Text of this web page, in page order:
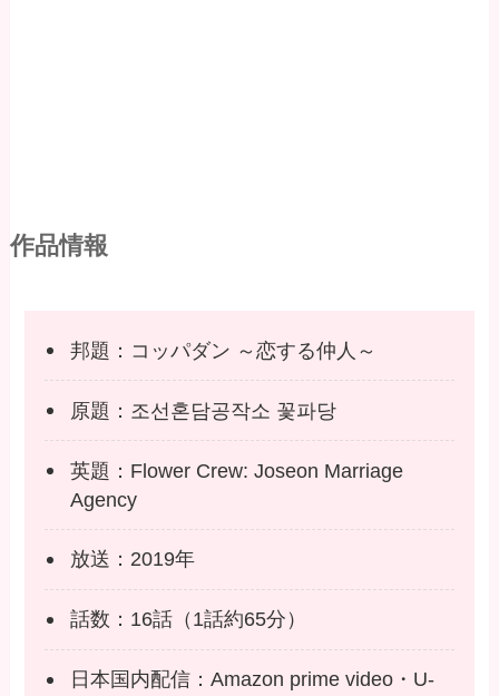
作品情報
邦題：コッパダン ～恋する仲人～
原題：조선혼담공작소 꽃파당
英題：Flower Crew: Joseon Marriage
Agency
放送：2019年
話数：16話（1話約65分）
日本国内配信：Amazon prime video・U-